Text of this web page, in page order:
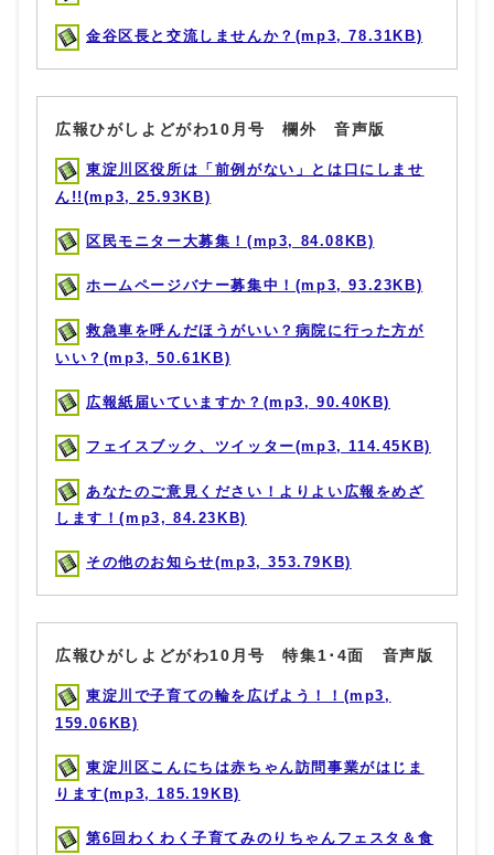
金谷区長と交流しませんか？(mp3, 78.31KB)
広報ひがしよどがわ10月号 欄外 音声版
東淀川区役所は「前例がない」とは口にしませ
ん!!(mp3, 25.93KB)
区民モニター大募集！(mp3, 84.08KB)
ホームページバナー募集中！(mp3, 93.23KB)
救急車を呼んだほうがいい？病院に行った方が
いい？(mp3, 50.61KB)
広報紙届いていますか？(mp3, 90.40KB)
フェイスブック、ツイッター(mp3, 114.45KB)
あなたのご意見ください！よりよい広報をめざ
します！(mp3, 84.23KB)
その他のお知らせ(mp3, 353.79KB)
広報ひがしよどがわ10月号 特集1･4面 音声版
東淀川で子育ての輪を広げよう！！(mp3,
159.06KB)
東淀川区こんにちは赤ちゃん訪問事業がはじま
ります(mp3, 185.19KB)
第6回わくわく子育てみのりちゃんフェスタ＆食